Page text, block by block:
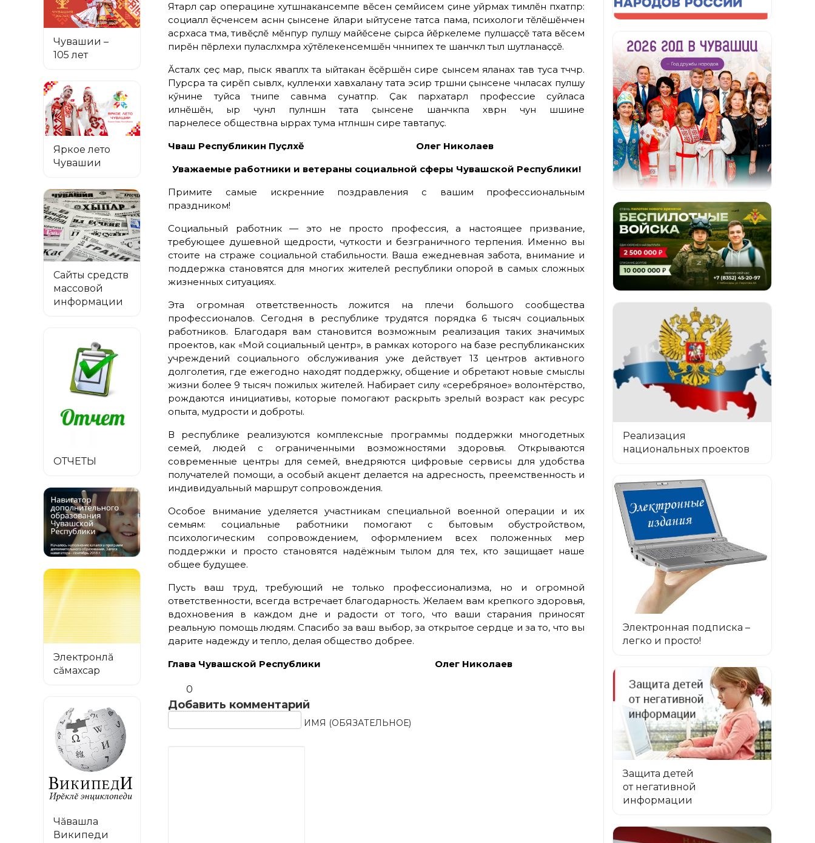
Чувашии –
105 лет
Яркое лето
Чувашии
Сайты средств
массовой
информации
ОТЧЕТЫ
Электронлă
сăмахсар
Чăвашла
Википеди
Ятарлӑ ҫар операцине хутшӑнакансемпе вӗсен ҫемйисем ҫине уйрӑмах тимлӗн пӑхатпӑр:
социаллӑ ӗҫченсем асӑннӑ ҫынсене йӑлари ыйтусене татса пама, психологи тӗлӗшӗнчен
асӑрхаса тӑма, тивӗҫлӗ мӗнпур пулӑшу майӗсене ҫырса йӗркелеме пулӑшаҫҫӗ тата вӗсем
пирӗн пӗрлехи пуласлӑхӑмӑра хӳтӗлекенсемшӗн чӑннипех те шанчӑклӑ тыл шутланаҫҫӗ.
Ӑсталӑх ҫеҫ мар, пысӑк яваплӑх та ыйтакан ӗҫӗршӗн сире ҫынсем яланах тав туса тӑччӑр.
Пурсӑра та ҫирӗп сывлӑх, кулленхи хавхалану тата эсир тӑрӑшни ҫынсене чӑнласах пулӑшу
кӳнине туйса тӑнипе савӑнма сунатпӑр.Ҫак пархатарлӑ профессие суйласа
илнӗшӗн, ырӑ чунлӑ пулнӑшӑн тата ҫынсене шанчӑкпа хӑвӑрӑн чун ӑшшине
парнелесе обществӑна ырӑрах тума ӑнтӑлнӑшӑн сире тавтапуҫ.
Чӑваш Республикин Пуҫлӑхӗ Олег Николаев
Уважаемые работники и ветераны социальной сферы Чувашской Республики!
Примите самые искренние поздравления с вашим профессиональным
праздником!
Социальный работник — это не просто профессия, а настоящее призвание,
требующее душевной щедрости, чуткости и безграничного терпения. Именно вы
стоите на страже социальной стабильности. Ваша ежедневная забота, внимание и
поддержка становятся для многих жителей республики опорой в самых сложных
жизненных ситуациях.
Эта огромная ответственность ложится на плечи большого сообщества
профессионалов. Сегодня в республике трудятся порядка 6 тысяч социальных
работников. Благодаря вам становится возможным реализация таких значимых
проектов, как «Мой социальный центр», в рамках которого на базе республиканских
учреждений социального обслуживания уже действует 13 центров активного
долголетия, где ежегодно находят поддержку, общение и обретают новые смыслы
жизни более 9 тысяч пожилых жителей. Набирает силу «серебряное» волонтёрство,
рождаются инициативы, которые помогают раскрыть зрелый возраст как ресурс
опыта, мудрости и доброты.
В республике реализуются комплексные программы поддержки многодетных
семей, людей с ограниченными возможностями здоровья. Открываются
современные центры для семей, внедряются цифровые сервисы для удобства
получателей помощи, а особый акцент делается на адресность, преемственность и
индивидуальный маршрут сопровождения.
Особое внимание уделяется участникам специальной военной операции и их
семьям: социальные работники помогают с бытовым обустройством,
психологическим сопровождением, оформлением всех положенных мер
поддержки и просто становятся надёжным тылом для тех, кто защищает наше
общее будущее.
Пусть ваш труд, требующий не только профессионализма, но и огромной
ответственности, всегда встречает благодарность. Желаем вам крепкого здоровья,
вдохновения в каждом дне и радости от того, что ваши старания приносят
реальную помощь людям. Спасибо за ваш выбор, за открытое сердце и за то, что вы
дарите надежду и тепло, делая общество добрее.
Глава Чувашской Республики Олег Николаев
0
Добавить комментарий
ИМЯ (ОБЯЗАТЕЛЬНОЕ)
Реализация
национальных проектов
Электронная подписка –
легко и просто!
Защита детей
от негативной
информации